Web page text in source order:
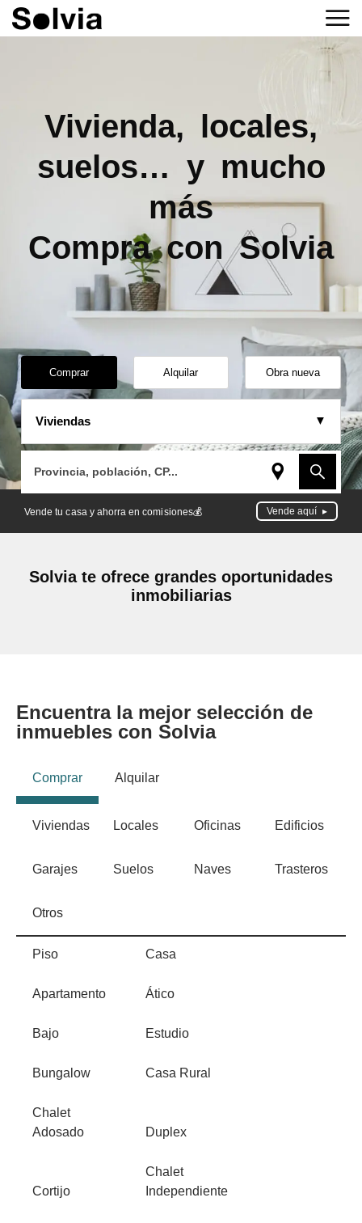
Vivienda, locales,
suelos… y mucho
más
Compra con Solvia
Comprar Alquilar Obra nueva
Viviendas
Provincia, población, CP...
Vende tu casa y ahorra en comisiones💰 Vende aquí
Solvia te ofrece grandes oportunidades
inmobiliarias
Encuentra la mejor selección de
inmuebles con Solvia
Comprar Alquilar
Viviendas Locales Oficinas Edificios
Garajes Suelos Naves Trasteros
Otros
Piso Casa
Apartamento Ático
Bajo Estudio
Bungalow Casa Rural
Chalet
Adosado
Duplex
Cortijo
Chalet
Independiente